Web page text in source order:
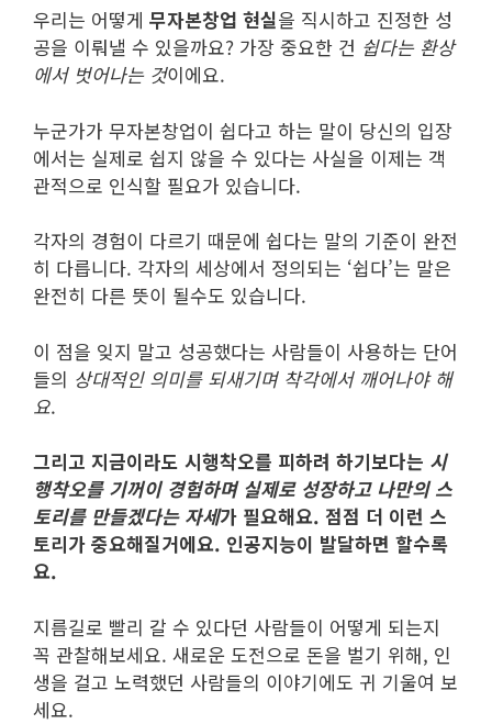
우리는 어떻게 무자본창업 현실을 직시하고 진정한 성
공을 이뤄낼 수 있을까요? 가장 중요한 건 쉽다는 환상
에서 벗어나는 것이에요.
누군가가 무자본창업이 쉽다고 하는 말이 당신의 입장
에서는 실제로 쉽지 않을 수 있다는 사실을 이제는 객
관적으로 인식할 필요가 있습니다.
각자의 경험이 다르기 때문에 쉽다는 말의 기준이 완전
히 다릅니다. 각자의 세상에서 정의되는 ‘쉽다’는 말은
완전히 다른 뜻이 될수도 있습니다.
이 점을 잊지 말고 성공했다는 사람들이 사용하는 단어
들의 상대적인 의미를 되새기며 착각에서 깨어나야 해
요.
그리고 지금이라도 시행착오를 피하려 하기보다는 시
행착오를 기꺼이 경험하며 실제로 성장하고 나만의 스
토리를 만들겠다는 자세가 필요해요. 점점 더 이런 스
토리가 중요해질거에요. 인공지능이 발달하면 할수록
요.
지름길로 빨리 갈 수 있다던 사람들이 어떻게 되는지
꼭 관찰해보세요. 새로운 도전으로 돈을 벌기 위해, 인
생을 걸고 노력했던 사람들의 이야기에도 귀 기울여 보
세요.